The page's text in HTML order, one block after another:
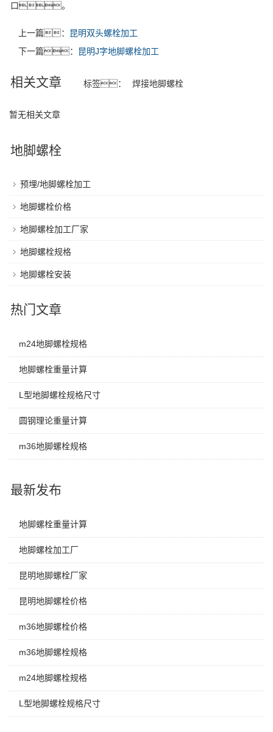
口。
上一篇：
昆明双头螺栓加工
下一篇：
昆明J字地脚螺栓加工
相关文章 标签： 焊接地脚螺栓
暂无相关文章
地脚螺栓
预埋/地脚螺栓加工
地脚螺栓价格
地脚螺栓加工厂家
地脚螺栓规格
地脚螺栓安装
热门文章
m24地脚螺栓规格
地脚螺栓重量计算
L型地脚螺栓规格尺寸
圆钢理论重量计算
m36地脚螺栓规格
最新发布
地脚螺栓重量计算
地脚螺栓加工厂
昆明地脚螺栓厂家
昆明地脚螺栓价格
m36地脚螺栓价格
m36地脚螺栓规格
m24地脚螺栓规格
L型地脚螺栓规格尺寸